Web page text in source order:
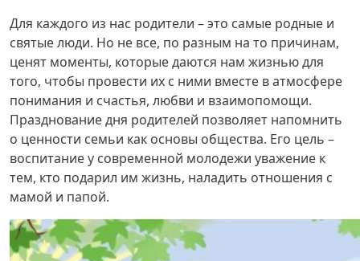
Для каждого из нас родители – это самые родные и
святые люди. Но не все, по разным на то причинам,
ценят моменты, которые даются нам жизнью для
того, чтобы провести их с ними вместе в атмосфере
понимания и счастья, любви и взаимопомощи.
Празднование дня родителей позволяет напомнить
о ценности семьи как основы общества. Его цель –
воспитание у современной молодежи уважение к
тем, кто подарил им жизнь, наладить отношения с
мамой и папой.